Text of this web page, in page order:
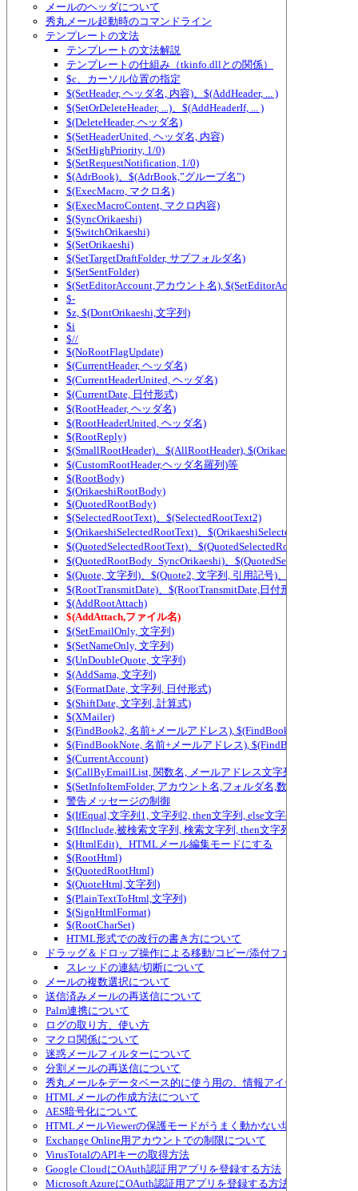
メールのヘッダについて
秀丸メール起動時のコマンドライン
テンプレートの文法
テンプレートの文法解説
テンプレートの仕組み（tkinfo.dllとの関係）
$c、カーソル位置の指定
$(SetHeader, ヘッダ名, 内容)、$(AddHeader, ... )
$(SetOrDeleteHeader, ...)、$(AddHeaderIf, ... )
$(DeleteHeader, ヘッダ名)
$(SetHeaderUnited, ヘッダ名, 内容)
$(SetHighPriority, 1/0)
$(SetRequestNotification, 1/0)
$(AdrBook)、$(AdrBook,”グループ名”)
$(ExecMacro, マクロ名)
$(ExecMacroContent, マクロ内容)
$(SyncOrikaeshi)
$(SwitchOrikaeshi)
$(SetOrikaeshi)
$(SetTargetDraftFolder, サブフォルダ名)
$(SetSentFolder)
$(SetEditorAccount,アカウント名), $(SetEditorAccount2,アカウ
$-
$z, $(DontOrikaeshi,文字列)
$i
$//
$(NoRootFlagUpdate)
$(CurrentHeader, ヘッダ名)
$(CurrentHeaderUnited, ヘッダ名)
$(CurrentDate, 日付形式)
$(RootHeader, ヘッダ名)
$(RootHeaderUnited, ヘッダ名)
$(RootReply)
$(SmallRootHeader)、$(AllRootHeader),
$(CustomRootHeader,ヘッダ名羅列)等
$(RootBody)
$(OrikaeshiRootBody)
$(QuotedRootBody)
$(SelectedRootText)、$(SelectedRootText2)
$(OrikaeshiSelectedRootText)、$(OrikaeshiSelectedRootText2)
$(QuotedSelectedRootText)、$(QuotedSelectedRootText2)
$(QuotedRootBody_SyncOrikaeshi)、
$(Quote, 文字列)、$(Quote2, 文字列, 引用記号)、$(QuoteWidth,
$(RootTransmitDate)、$(RootTransmitDate,日付形式)
$(AddRootAttach)
$(AddAttach,ファイル名)
$(SetEmailOnly, 文字列)
$(SetNameOnly, 文字列)
$(UnDoubleQuote, 文字列)
$(AddSama, 文字列)
$(FormatDate, 文字列, 日付形式)
$(ShiftDate, 文字列, 計算式)
$(XMailer)
$(FindBook2, 名前+メールアドレス), $(FindBook3, 名前+メー
$(FindBookNote, 名前+メールアドレス), $(FindBookNote2, ...)
$(CurrentAccount)
$(CallByEmailList, 関数名, メールアドレス文字列)
$(SetInfoItemFolder, アカウント名,フォルダ名,数値)
警告メッセージの制御
$(IfEqual,文字列1, 文字列2, then文字列, else文字列)、テンプレ
$(IfInclude,被検索文字列, 検索文字列, then文字列, else文字列)
$(HtmlEdit)、HTMLメール編集モードにする
$(RootHtml)
$(QuotedRootHtml)
$(QuoteHtml,文字列)
$(PlainTextToHtml,文字列)
$(SignHtmlFormat)
$(RootCharSet)
HTML形式での改行の書き方について
ドラッグ＆ドロップ操作による移動/コピー/添付ファイルの追加/
スレッドの連結/切断について
メールの複数選択について
送信済みメールの再送信について
Palm連携について
ログの取り方、使い方
マクロ関係について
迷惑メールフィルターについて
分割メールの再送信について
秀丸メールをデータベース的に使う用の、情報アイテムについて
HTMLメールの作成方法について
AES暗号化について
HTMLメールViewerの保護モードがうまく動かない場合
Exchange Online用アカウントでの制限について
VirusTotalのAPIキーの取得方法
Google CloudにOAuth認証用アプリを登録する方法
Microsoft AzureにOAuth認証用アプリを登録する方法